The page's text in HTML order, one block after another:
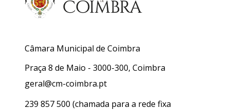
Câmara Municipal de Coimbra
Praça 8 de Maio - 3000-300, Coimbra
geral@cm-coimbra.pt
239 857 500 (chamada para a rede fixa